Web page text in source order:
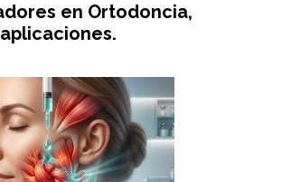
en Ortodoncia,